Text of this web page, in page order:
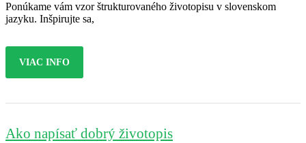
Ponúkame vám vzor štrukturovaného životopisu v slovenskom
jazyku. Inšpirujte sa,
VIAC INFO
Ako napísať dobrý životopis